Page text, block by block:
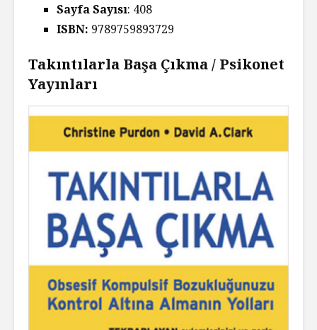
Sayfa Sayısı: 408
ISBN: 9789759893729
Takıntılarla Başa Çıkma / Psikonet
Yayınları